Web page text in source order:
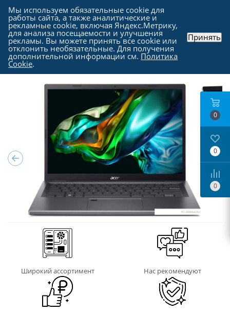
Каталог - Ноутбуки, моноблоки и прочие
-
Ноутбуки в Москве
Широкий ассортимент Нас рекомендуют
0
0
0
Мы используем обязательные cookie для
работы сайта, а также аналитические и
рекламные cookie, включая Яндекс.Метрику,
для анализа посещаемости и улучшения
рекламы. Вы можете принять все cookie или
отклонить необязательные. Для получения
дополнительной информации см. Политика
Cookie.
Принять